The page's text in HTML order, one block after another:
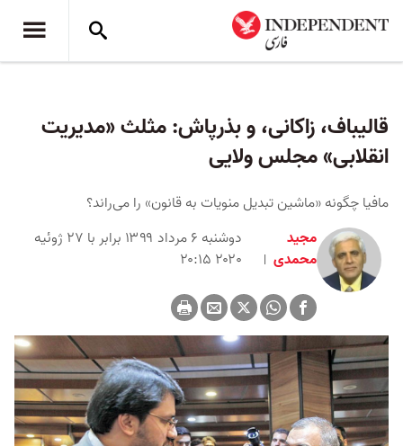
قالیباف، زاکانی، و بذرپاش: مثلث «مدیریت
انقلابی» مجلس ولایی
مافیا چگونه «ماشین تبدیل منویات به قانون» را می‌راند؟
مجید
محمدی
دوشنبه ۶ مرداد ۱۳۹۹ برابر با ۲۷ ژوئیه
۲۰۲۰ ۲۰:۱۵